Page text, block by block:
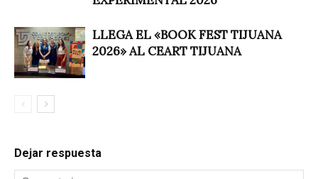
LLEGA EL «BOOK FEST TIJUANA
2026» AL CEART TIJUANA
Dejar respuesta